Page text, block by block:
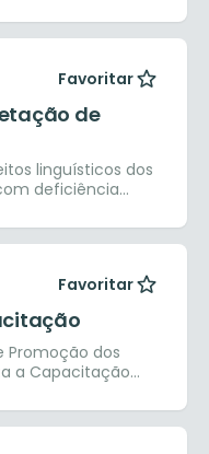
Favoritar
de
linguísticos dos
deficiência
Favoritar
Promoção dos
a Capacitação